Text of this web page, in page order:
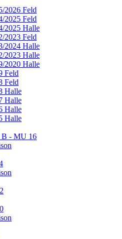
2026 Feld
2025 Feld
2025 Halle
2023 Feld
2024 Halle
2023 Halle
2020 Halle
Feld
Feld
Halle
Halle
Halle
Halle
B - MU 16